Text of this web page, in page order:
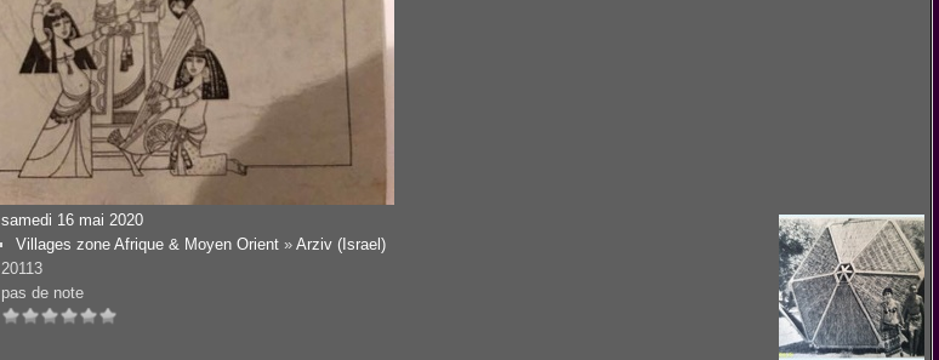
samedi 16 mai 2020
Villages zone Afrique & Moyen Orient »Arziv (Israel)
20113
pas de note